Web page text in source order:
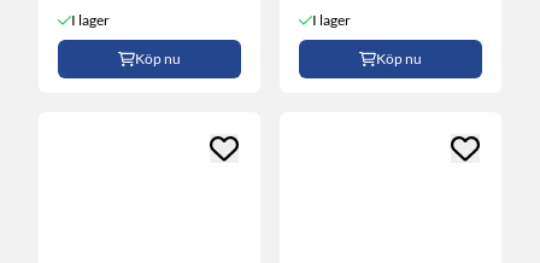
I lager
Köp nu
I lager
Köp nu